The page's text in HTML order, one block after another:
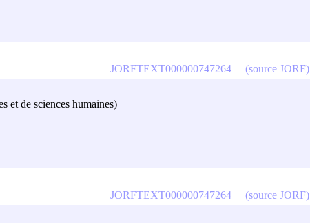
et de sciences humaines)
JORFTEXT000000747264 (source JORF)
JORFTEXT000000747264 (source JORF)